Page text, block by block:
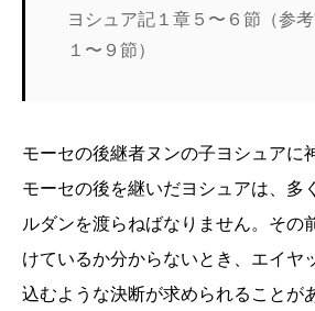
ヨシュア記１章５〜６節（参
１〜９節）
モーセの後継者ヌンの子ヨシュアに
モーセの後を継いだヨシュアは、多
ルダンを渡らねばなりません。その
けているか分からないとき、エイヤ
込むような決断が求められることが